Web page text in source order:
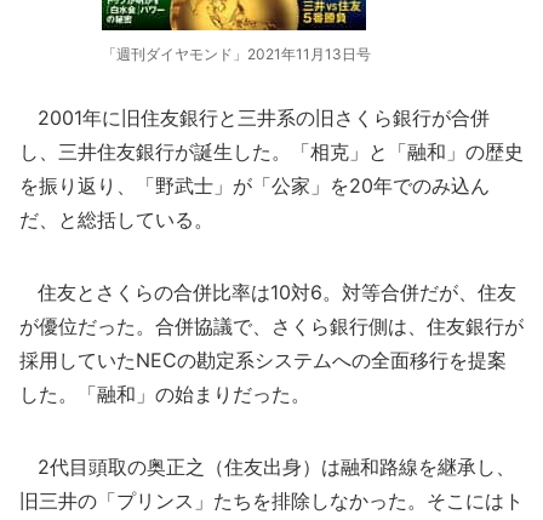
「週刊ダイヤモンド」2021年11月13日号
2001年に旧住友銀行と三井系の旧さくら銀行が合併
し、三井住友銀行が誕生した。「相克」と「融和」の歴史
を振り返り、「野武士」が「公家」を20年でのみ込ん
だ、と総括している。
住友とさくらの合併比率は10対6。対等合併だが、住友
が優位だった。合併協議で、さくら銀行側は、住友銀行が
採用していたNECの勘定系システムへの全面移行を提案
した。「融和」の始まりだった。
2代目頭取の奥正之（住友出身）は融和路線を継承し、
旧三井の「プリンス」たちを排除しなかった。そこにはト